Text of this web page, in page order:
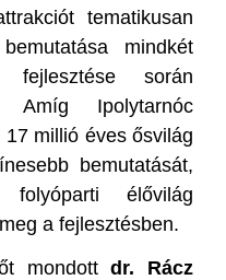
tematikusan
mindkét
fejlesztése során
Amíg Ipolytarnóc
millió éves ősvilág
bemutatását,
élővilág
a fejlesztésben.
mondottdr. Rácz